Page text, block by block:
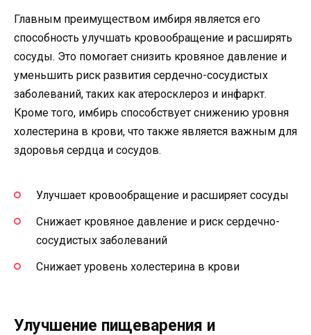
Главным преимуществом имбиря является его
способность улучшать кровообращение и расширять
сосуды. Это помогает снизить кровяное давление и
уменьшить риск развития сердечно-сосудистых
заболеваний, таких как атеросклероз и инфаркт.
Кроме того, имбирь способствует снижению уровня
холестерина в крови, что также является важным для
здоровья сердца и сосудов.
Улучшает кровообращение и расширяет сосуды
Снижает кровяное давление и риск сердечно-
сосудистых заболеваний
Снижает уровень холестерина в крови
Улучшение пищеварения и